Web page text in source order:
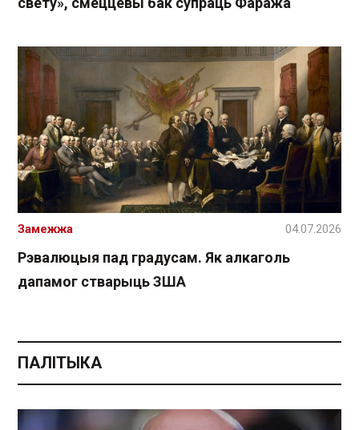
Рэвалюцыя пад градусам. Як алкаголь
дапамог стварыць ЗША
Замежжа 04.07.2026
ПАЛІТЫКА